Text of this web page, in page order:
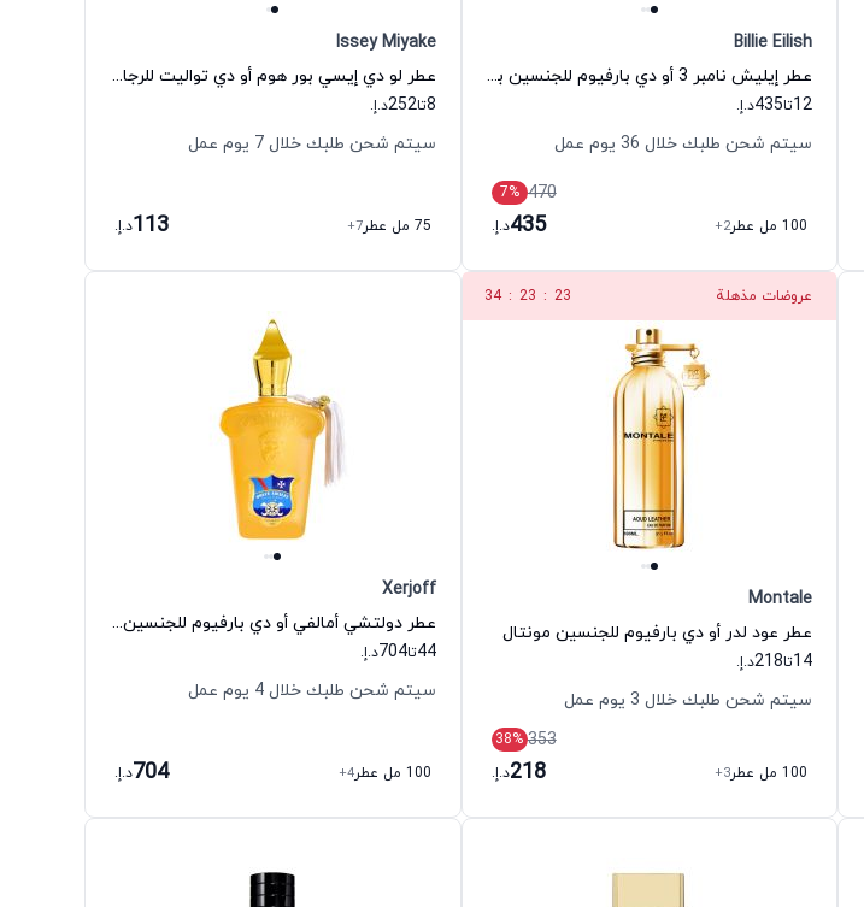
Billie Eilish
عطر إيليش نامبر 3 أو دي بارفيوم للجنسين بيلي ايليش
12تا435د.إ.
سيتم شحن طلبك خلال 36 يوم عمل
470
7%
100 مل عطر
+2
435د.إ.
Issey Miyake
عطر لو دي إيسي بور هوم أو دي تواليت للرجال إيسي مياكي
8تا252د.إ.
سيتم شحن طلبك خلال 7 يوم عمل
75 مل عطر +7
113د.إ.
عروضات مذهلة 22
:
23
:
34
Montale
عطر عود لدر أو دي بارفيوم للجنسين مونتال
14تا218د.إ.
سيتم شحن طلبك خلال 3 يوم عمل
353
38%
100 مل عطر
+3
218د.إ.
Xerjoff
عطر دولتشي أمالفي أو دي بارفيوم للجنسين زيرجوف
44تا704د.إ.
سيتم شحن طلبك خلال 4 يوم عمل
100 مل عطر +4
704د.إ.